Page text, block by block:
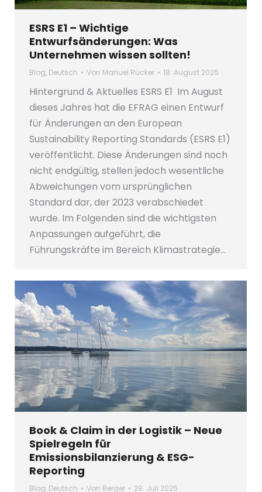
ESRS E1 – Wichtige
Entwurfsänderungen: Was
Unternehmen wissen sollten!
Blog, Deutsch Von Manuel Rücker 18. August 2025
Hintergrund & Aktuelles ESRS E1 Im August
dieses Jahres hat die EFRAG einen Entwurf
für Änderungen an den European
Sustainability Reporting Standards (ESRS E1)
veröffentlicht. Diese Änderungen sind noch
nicht endgültig, stellen jedoch wesentliche
Abweichungen vom ursprünglichen
Standard dar, der 2023 verabschiedet
wurde. Im Folgenden sind die wichtigsten
Anpassungen aufgeführt, die
Führungskräfte im Bereich Klimastrategie…
Book & Claim in der Logistik – Neue
Spielregeln für
Emissionsbilanzierung & ESG-
Reporting
Blog, Deutsch Von Berger 29. Juli 2025